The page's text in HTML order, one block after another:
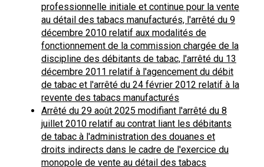
professionnelle initiale et continue pour la vente
au détail des tabacs manufacturés, l'arrêté du 9
décembre 2010 relatif aux modalités de
fonctionnement de la commission chargée de la
discipline des débitants de tabac, l'arrêté du 13
décembre 2011 relatif à l'agencement du débit
de tabac et l'arrêté du 24 février 2012 relatif à la
revente des tabacs manufacturés
Arrêté du 29 août 2025 modifiant l'arrêté du 8
juillet 2010 relatif au contrat liant les débitants
de tabac à l'administration des douanes et
droits indirects dans le cadre de l'exercice du
monopole de vente au détail des tabacs